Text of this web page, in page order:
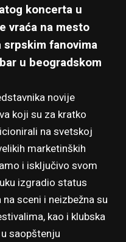
koncerta u
vraća na mesto
srpskim fanovima
u beogradskom
novije
koji su za kratko
na svetskoj
marketinških
i isključivo svom
izgradio status
sceni i neizbežna su
kao i klubska
saopštenju